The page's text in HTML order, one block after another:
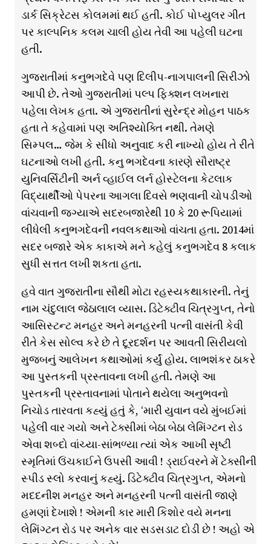
ડાર્ક સિક્રેટસ કોલમમાં થઈ હતી. કોઈ પોપ્યુલર ગીત
પર કાલ્પનિક કલમ ચાલી હોય તેવી આ પહેલી ઘટના
હતી.
ગુજરાતીમાં કનુભગદેવે પણ દિલીપ-નાગપાલની સિરીઝો
આપી છે. તેઓ ગુજરાતીમાં પલ્પ ફિક્શન લખનારા
પહેલા લેખક હતા. એ ગુજરાતીનાં સુરેન્દ્ર મોહન પાઠક
હતા તે કહેવામાં પણ અતિશ્યોક્તિ નથી. તેમણે
સિમ્પલ… જેમ કે સીધો અનુવાદ કરી નાખ્યો હોય તે રીતે
ઘટનાઓ લખી હતી. કનુ ભગદેવના કારણે સૌરાષ્ટ્ર
યુનિવર્સિટીની અર્ન વ્હાઈલ લર્ન હોસ્ટેલના કેટલાક
વિદ્યાર્થીઓ પેપરના આગલા દિવસે ભણવાની ચોપડીઓ
વાંચવાની જગ્યાએ સદરબજારેથી 10 કે 20 રૂપિયામાં
લીધેલી કનુભગદેવની નવલકથાઓ વાંચતા હતા. 2014માં
સદર બજારે એક કાકાએ મને કહેલું કનુભગદેવ 8 કલાક
સુધી સત્તત લખી શકતા હતા.
હવે વાત ગુજરાતીના સૌથી મોટા રહસ્યકથાકારની. તેનું
નામ ચંદુલાલ જેઠાલાલ વ્યાસ. ડિટેક્ટીવ ચિત્રગુપ્ત, તેનો
આસિસ્ટન્ટ મનહર અને મનહરની પત્ની વાસંતી કેવી
રીતે કેસ સોલ્વ કરે છે તે દૂરદર્શન પર આવતી સિરીયલો
મુજબનું આલેખન કથાઓમાં કર્યું હોય. લાભશંકર ઠાકરે
આ પુસ્તકની પ્રસ્તાવના લખી હતી. તેમણે આ
પુસ્તકની પ્રસ્તાવનામાં પોતાને થયેલા અનુભવનો
નિચોડ તારવતા કહ્યું હતું કે, ‘મારી યુવાન વયે મુંબઈમાં
પહેલી વાર ગયો અને ટેક્સીમાં બેઠા બેઠા લેમિંગ્ટન રોડ
એવા શબ્દો વાંચ્યા-સાંભળ્યા ત્યાં એક આખી સૃષ્ટી
સ્મૃતિમાં ઉંચકાઈને ઉપસી આવી ! ડ્રાઈવરને મેં ટેક્સીની
સ્પીડ સ્લો કરવાનું કહ્યું. ડિટેક્ટીવ ચિત્રગુપ્ત, એમનો
મદદનીશ મનહર અને મનહરની પત્ની વાસંતી જાણે
હમણાં દેખાશે ! એમની કાર મારી કિશોર વયે મનના
લેમિંગ્ટન રોડ પર અનેક વાર સડસડાટ દોડી છે ! અહો એ